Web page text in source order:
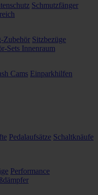
Schmutzfänger
Zubehör Sitzbezüge
Sets Innenraum
Cams Einparkhilfen
Pedalaufsätze Schaltknäufe
Performance